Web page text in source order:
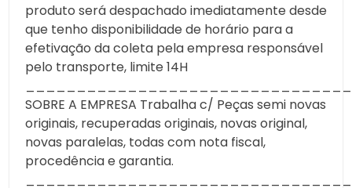
produto será despachado imediatamente desde
que tenho disponibilidade de horário para a
efetivação da coleta pela empresa responsável
pelo transporte, limite 14H
SOBRE A EMPRESA Trabalha c/ Peças semi novas
originais, recuperadas originais, novas original,
novas paralelas, todas com nota fiscal,
procedência e garantia.